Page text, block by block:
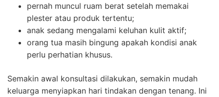
pernah muncul ruam berat setelah memakai
plester atau produk tertentu;
anak sedang mengalami keluhan kulit aktif;
orang tua masih bingung apakah kondisi anak
perlu perhatian khusus.
Semakin awal konsultasi dilakukan, semakin mudah
keluarga menyiapkan hari tindakan dengan tenang. Ini